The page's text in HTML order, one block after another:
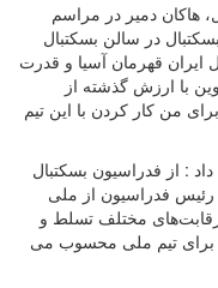
هاکان دمیر در مراسم
در سالن بسکتبال
قهرمان آسیا و قدرت
با ارزش گذشته از
من کار کردن با این تیم
: از فدراسیون بسکتبال
فدراسیون از ملی
مختلف تسلط و
برای تیم ملی محسوب می